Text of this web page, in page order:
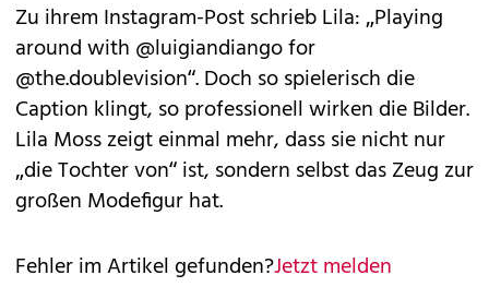
Zu ihrem Instagram-Post schrieb Lila: „Playing
around with @luigiandiango for
@the.doublevision“. Doch so spielerisch die
Caption klingt, so professionell wirken die Bilder.
Lila Moss zeigt einmal mehr, dass sie nicht nur
„die Tochter von“ ist, sondern selbst das Zeug zur
großen Modefigur hat.
Fehler im Artikel gefunden?Jetzt melden